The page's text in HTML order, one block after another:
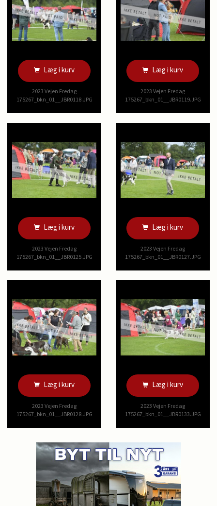
Læg i kurv
2023 Vejen Fredag
175267_bkn_01__JBR0118.JPG
Læg i kurv
2023 Vejen Fredag
175267_bkn_01__JBR0119.JPG
Læg i kurv
2023 Vejen Fredag
175267_bkn_01__JBR0125.JPG
Læg i kurv
2023 Vejen Fredag
175267_bkn_01__JBR0127.JPG
Læg i kurv
2023 Vejen Fredag
175267_bkn_01__JBR0128.JPG
Læg i kurv
2023 Vejen Fredag
175267_bkn_01__JBR0133.JPG